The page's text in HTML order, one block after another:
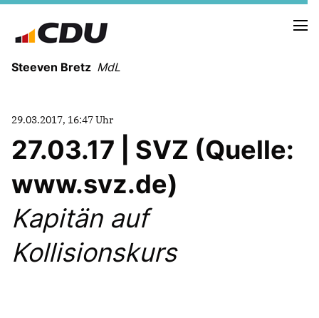
Steeven Bretz MdL
VITA
WAHLKREISBESUCHE
PRESSEFOTOS
MEIN BÜRGERBÜRO
29.03.2017, 16:47 Uhr
27.03.17 | SVZ (Quelle:
www.svz.de)
Kapitän auf
Kollisionskurs